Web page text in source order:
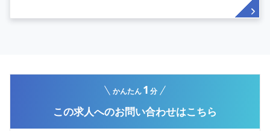
この求人へのお問い合わせはこちら
かんたん1 分